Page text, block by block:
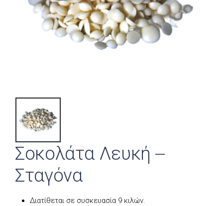
Σοκολάτα Λευκή –
Σταγόνα
Διατίθεται σε συσκευασία 9 κιλών.